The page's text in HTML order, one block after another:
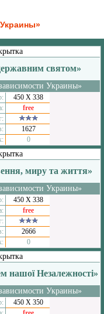
святом»
Украины»
450 Х 338
free
1627
0
миру та життя»
Украины»
450 Х 338
free
2666
0
нашої Незалежності»
Украины»
450 Х 350